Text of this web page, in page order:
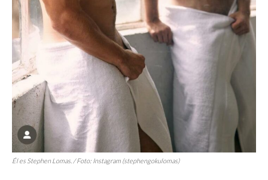
Él es Stephen Lomas. / Foto: Instagram (stephengokulomas)